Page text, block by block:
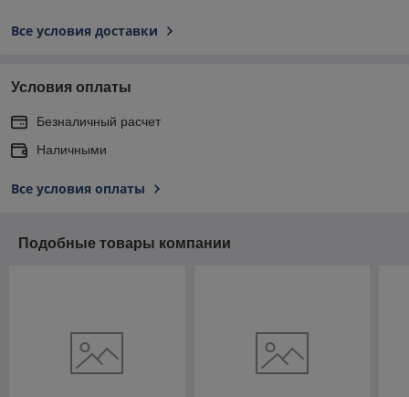
Все условия доставки
Условия оплаты
Безналичный расчет
Наличными
Все условия оплаты
Подобные товары компании